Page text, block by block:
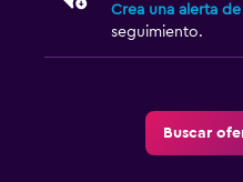
Crea una alerta
seguimiento.
Buscar